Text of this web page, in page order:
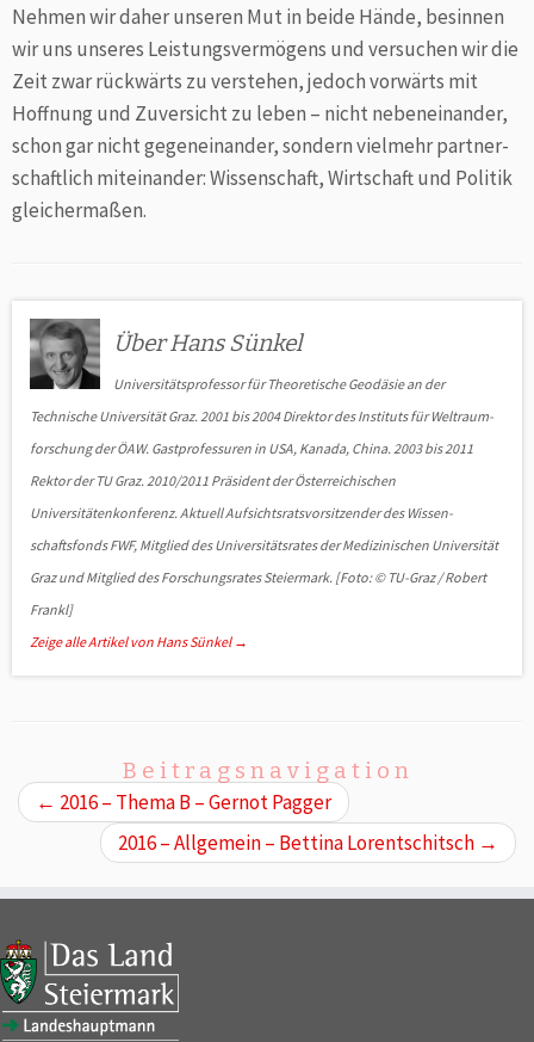
Nehmen wir daher unseren Mut in beide Hände, besinnen
wir uns unseres Leistungsvermögens und ver­suchen wir die
Zeit zwar rückwärts zu verstehen, jedoch vorwärts mit
Hoffnung und Zuversicht zu leben – nicht nebeneinander,
schon gar nicht gegeneinander, sondern vielmehr partner­
schaftlich miteinander: Wissenschaft, Wirt­schaft und Politik
gleichermaßen.
Über Hans Sünkel
Universitätsprofessor für Theoretische Geodäsie an der
Technische Universität Graz. 2001 bis 2004 Direktor des Instituts für Welt­raum­
forschung der ÖAW. Gastprofessuren in USA, Kanada, China. 2003 bis 2011
Rektor der TU Graz. 2010/2011 Präsident der Österreichischen
Universitätenkonferenz. Aktuell Auf­sichts­rats­vorsitzender des Wissen­
schaftsfonds FWF, Mitglied des Universitätsrates der Medizinischen Universität
Graz und Mitglied des Forschungsrates Steiermark. [Foto: © TU-Graz / Robert
Frankl]
Zeige alle Artikel von Hans Sünkel →
Beitragsnavigation
← 2016 – Thema B – Gernot Pagger
2016 – Allgemein – Bettina Lorentschitsch →